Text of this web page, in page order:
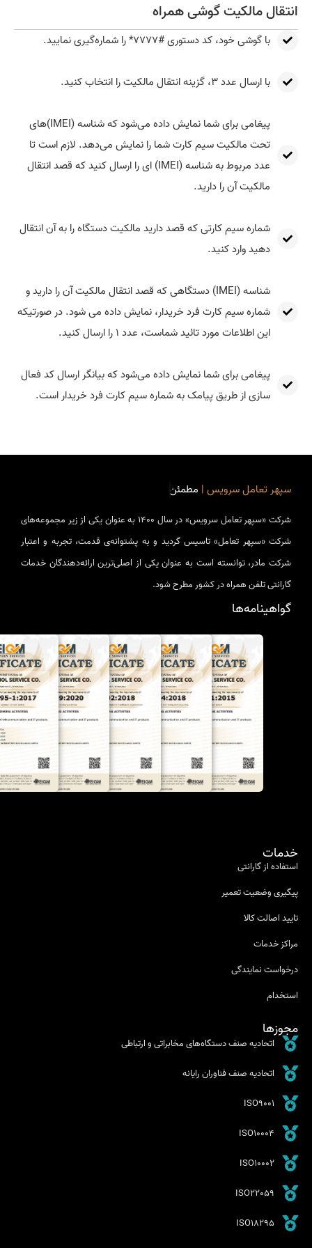
انتقال مالکیت گوشی همراه
با گوشی خود، کد دستوری #۷۷۷۷* را شماره‌گیری نمایید.
با ارسال عدد ۳، گزینه انتقال مالکیت را انتخاب کنید.
پیغامی برای شما نمایش داده می‌شود که شناسه‌ (IMEI)های
تحت مالکیت سیم کارت شما را نمایش می‌دهد. لازم است تا
عدد مربوط به شناسه (IMEI) ای را ارسال کنید که قصد انتقال
مالکیت آن را دارید.
شماره سیم کارتی که قصد دارید مالکیت دستگاه را به آن انتقال
دهید وارد کنید.
شناسه (IMEI) دستگاهی که قصد انتقال مالکیت آن را دارید و
شماره سیم کارت فرد خریدار، نمایش داده می شود. در صورتیکه
این اطلاعات مورد تائید شماست، عدد ۱ را ارسال کنید.
پیغامی برای شما نمایش داده می‌شود که بیانگر ارسال کد فعال
سازی از طریق پیامک به شماره سیم کارت فرد خریدار است.
سپهر تعامل سرویس | مطمئن
شرکت «سپهر­ تعامل سرویس» در سال 1400 به عنوان یکی از زیر مجموعه‌های
شرکت «سپهر تعامل» تاسیس گردید و به پشتوانه‌ی قدمت، تجربه و اعتبار
شرکت مادر، توانسته است به عنوان یکی از اصلی‌ترین ارائه‌دهندگان خدمات
گارانتی تلفن همراه در کشور مطرح شود.
گواهینامه‌ها
خدمات
استفاده از گارانتی
پیگیری وضعیت تعمیر
تایید اصالت کالا
مراکز خدمات
درخواست نمایندگی
استخدام
مجوزها
اتحادیه صنف دستگاه‌های مخابراتی و ارتباطی
اتحادیه صنف فناوران رایانه
ISO9001
ISO10004
ISO10002
ISO22059
ISO18295